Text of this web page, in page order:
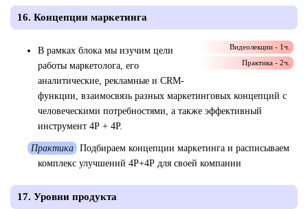
16. Концепции маркетинга
Видеолекции - 1ч.
Практика - 2ч.
В рамках блока мы изучим цели
работы маркетолога, его
аналитические, рекламные и CRM-
функции, взаимосвязь разных маркетинговых концепций с
человеческими потребностями, а также эффективный
инструмент 4Р + 4Р.
Практика Подбираем концепции маркетинга и расписываем
комплекс улучшений 4Р+4Р для своей компании
17. Уровни продукта